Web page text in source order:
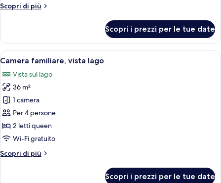
matrimoniale
letti
singoli
Scopri di più
Altri
Superior
con
letto
o
2
letti
singoli
Scopri i prezzi per le tue date
Apri
tutte
le
foto
per
Camera
familiare,
vista
Un letto rifatto con cuscini bianchi e
4
Camera familiare, vista lago
Vista sul lago
36 m²
1 camera
Per 4 persone
2 letti queen
Wi-Fi gratuito
Scopri di più
Altri
Scopri i prezzi per le tue date